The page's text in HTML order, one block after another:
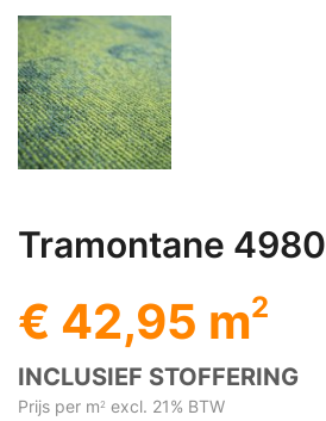
Tramontane 4980
€ 42,95 m2
INCLUSIEF STOFFERING
Prijs per m2 excl. 21% BTW